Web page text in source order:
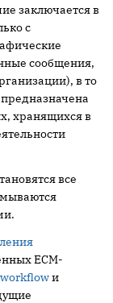
заключается в
с
сообщения,
в то
хранящихся в
все
ECM-
workflowи